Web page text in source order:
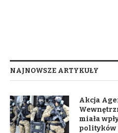
NAJNOWSZE ARTYKUŁY
Akcja
miała
polityków